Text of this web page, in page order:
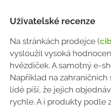
Uživatelské recenze
Na stránkách prodejce (
vysloužil vysoká
hvězdiček. A samotný e-
Například na zahraničních
lidé píší, že jejich
rychle. A i produkty podle